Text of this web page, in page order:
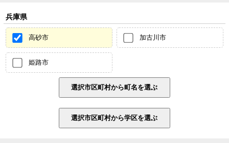
兵庫県
高砂市 加古川市
姫路市